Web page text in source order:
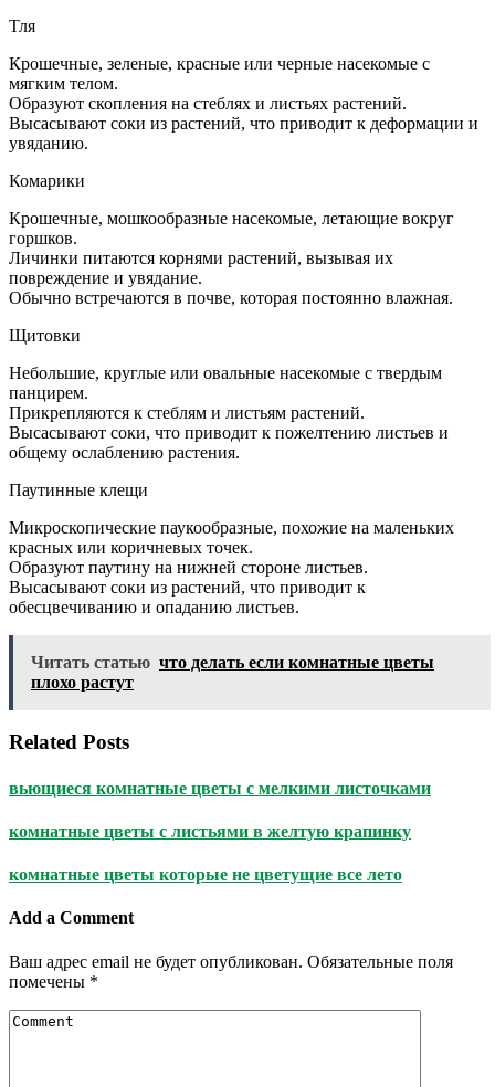
Тля
Крошечные, зеленые, красные или черные насекомые с
мягким телом.
Образуют скопления на стеблях и листьях растений.
Высасывают соки из растений, что приводит к деформации и
увяданию.
Комарики
Крошечные, мошкообразные насекомые, летающие вокруг
горшков.
Личинки питаются корнями растений, вызывая их
повреждение и увядание.
Обычно встречаются в почве, которая постоянно влажная.
Щитовки
Небольшие, круглые или овальные насекомые с твердым
панцирем.
Прикрепляются к стеблям и листьям растений.
Высасывают соки, что приводит к пожелтению листьев и
общему ослаблению растения.
Паутинные клещи
Микроскопические паукообразные, похожие на маленьких
красных или коричневых точек.
Образуют паутину на нижней стороне листьев.
Высасывают соки из растений, что приводит к
обесцвечиванию и опаданию листьев.
Читать статью что делать если комнатные цветы
плохо растут
Related Posts
вьющиеся комнатные цветы с мелкими листочками
комнатные цветы с листьями в желтую крапинку
комнатные цветы которые не цветущие все лето
Add a Comment
Ваш адрес email не будет опубликован. Обязательные поля
помечены *